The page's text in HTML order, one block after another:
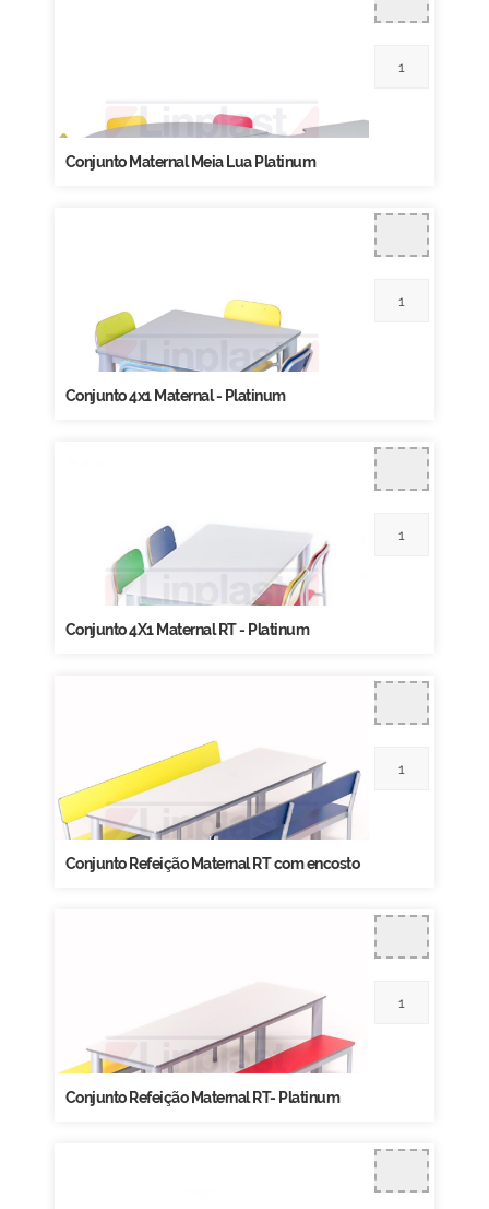
Conjunto Maternal Meia Lua Platinum
Conjunto 4x1 Maternal - Platinum
Conjunto 4X1 Maternal RT - Platinum
Conjunto Refeição Maternal RT com encosto
Conjunto Refeição Maternal RT- Platinum